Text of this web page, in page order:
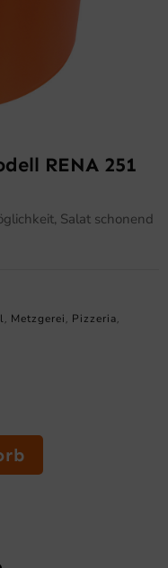
RENA 251
Salat schonend
, Metzgerei , Pizzeria ,